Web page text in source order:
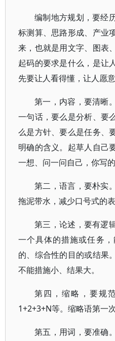
编制地方规划，要经
标测算、思路形成、产业
来，也就是用文字、图表
起码的要求是什么，是让
先要让人看得懂，让人愿意
第一，内容，要清晰
一句话，要么是分析、要
么是方针、要么是任务、
明确的含义。起草人自己
一想、问一问自己，你写的
第二，语言，要朴实
拖泥带水，减少口号式的表
第三，论述，要有逻
一个具体的措施或任务
的、综合性的目的或结果
不能措施小、结果大。
第四，缩略，要规
1+2+3+N等。缩略语第一
第五，用词，要准确